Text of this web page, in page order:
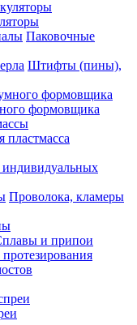
Паковочные
Штифты (пины),
формовщика
пластмасса
Проволока, кламеры
и припои